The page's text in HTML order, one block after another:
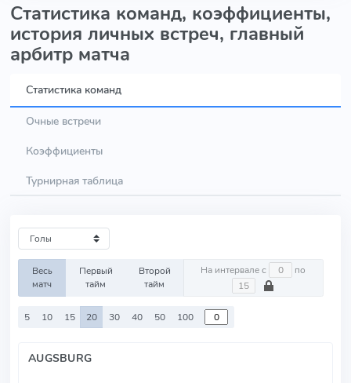
Статистика команд, коэффициенты,
история личных встреч, главный
арбитр матча
Статистика команд
Очные встречи
Коэффициенты
Турнирная таблица
Весь
матч
Первый
тайм
Второй
тайм
На интервале с по
5 10 15 20 30 40 50 100
AUGSBURG